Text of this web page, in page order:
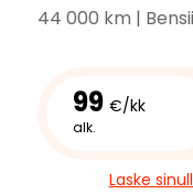
44 000 km |
99 €/kk
alk.
Laske